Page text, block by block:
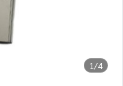
1/4